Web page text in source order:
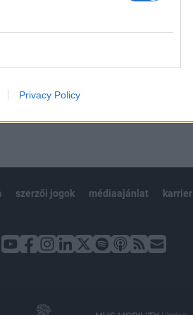
Privacy Policy
szerzői jogok médiaajánlat karrier